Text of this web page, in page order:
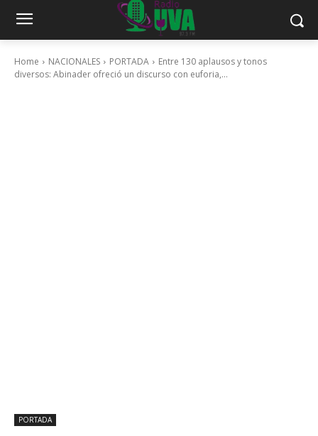
Home NACIONALES PORTADA
Entre 130 aplausos y tonos
diversos: Abinader ofreció un discurso con euforia,...
PORTADA